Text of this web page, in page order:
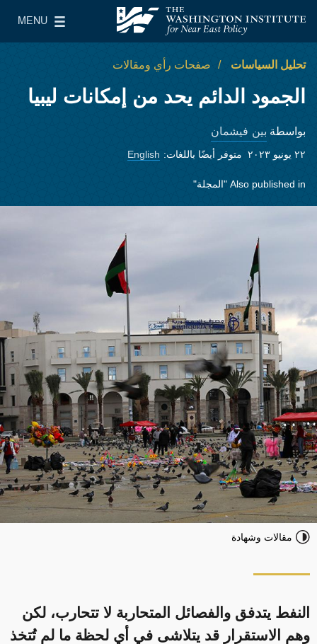
معهد واشنطن لسياسات الشرق الأدنى
MENU
Main Menu
تحليل السياسات صفحات رأي ومقالات
الجمود الدائم يحد من إمكانات ليبيا
بواسطة بين فيشمان
٢٢ يونيو ٢٠٢٣ متوفر أيضًا باللغات: English
Also published in "المجلة"
مقالات وشهادة
النفط يتدفق والفصائل المتحاربة لا تتحارب، لكن
وهم الاستقرار قد يتلاشى في أي لحظة ما لم تُتخذ